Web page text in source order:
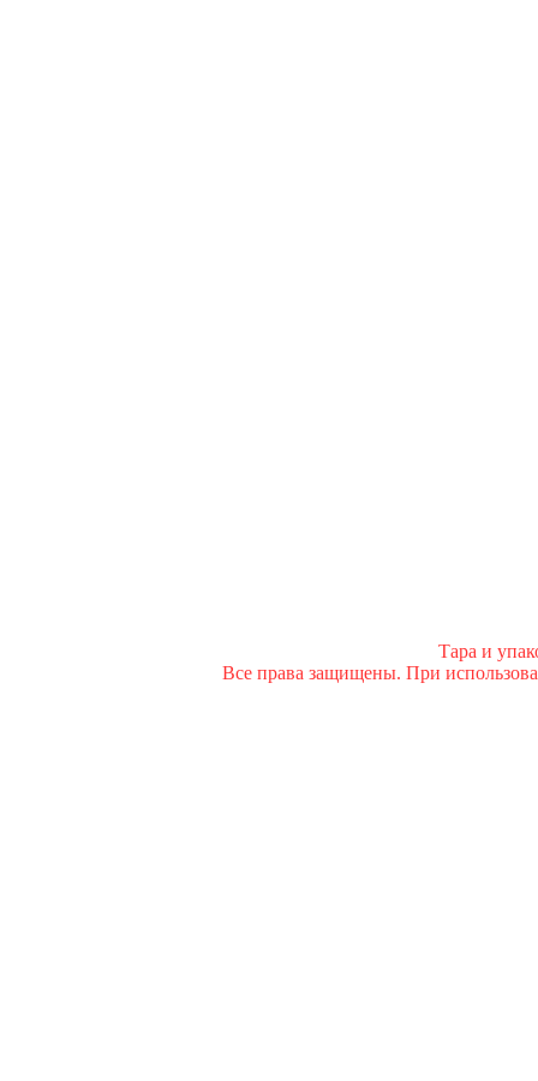
Тара и
Все права защищены. При